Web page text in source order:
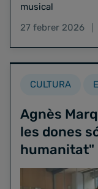
musical
27 febrer 2026
CULTURA
Agnès
les dones
humanitat"